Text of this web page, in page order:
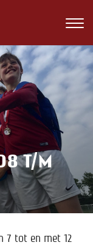
T/M
7 tot en met 12